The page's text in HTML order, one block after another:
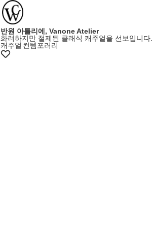
반원 아틀리에, Vanone Atelier
화려하지만 절제된 클래식 캐주얼을 선보입니다.
캐주얼 컨템포러리